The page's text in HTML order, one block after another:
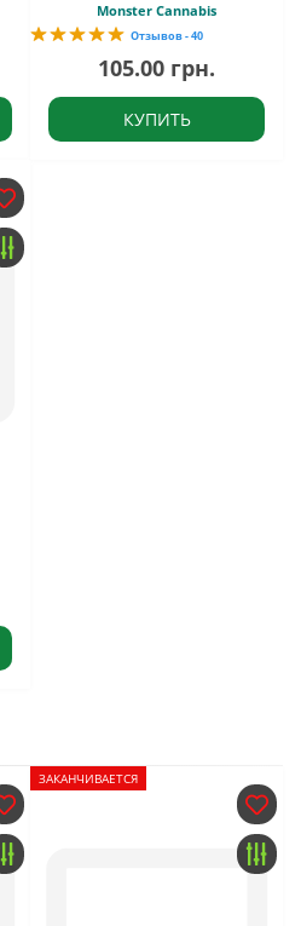
Monster Cannabis
Отзывов - 40
105.00 грн.
КУПИТЬ
ЗАКАНЧИВАЕТСЯ